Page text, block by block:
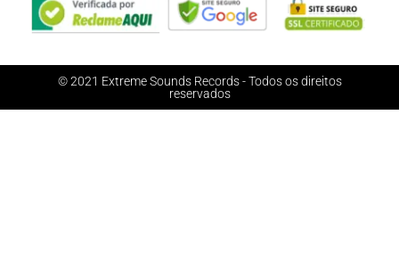
© 2021 Extreme Sounds Records - Todos os direitos
reservados